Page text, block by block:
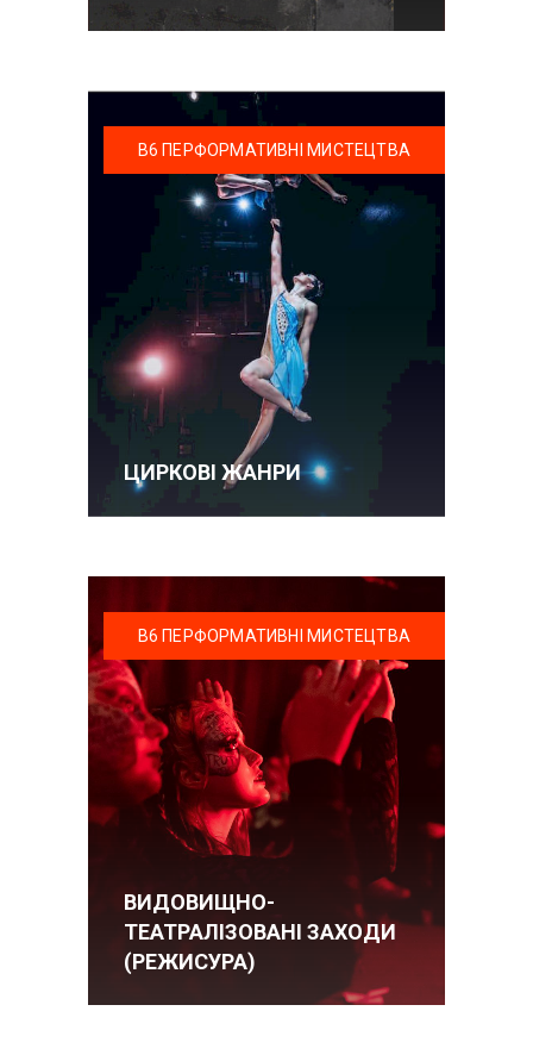
В6 ПЕРФОРМАТИВНІ МИСТЕЦТВА
ЦИРКОВІ ЖАНРИ
В6 ПЕРФОРМАТИВНІ МИСТЕЦТВА
ВИДОВИЩНО-
ТЕАТРАЛІЗОВАНІ ЗАХОДИ
(РЕЖИСУРА)